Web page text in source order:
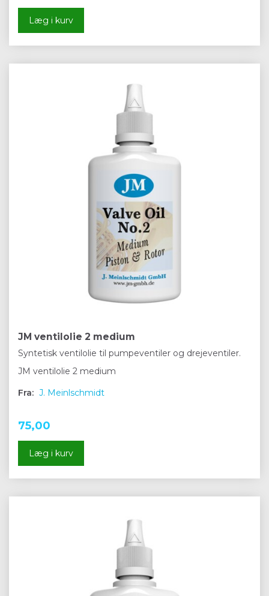
Læg i kurv
JM ventilolie 2 medium
Syntetisk ventilolie til pumpeventiler og drejeventiler.
JM ventilolie 2 medium
Fra: J. Meinlschmidt
75,00
Læg i kurv